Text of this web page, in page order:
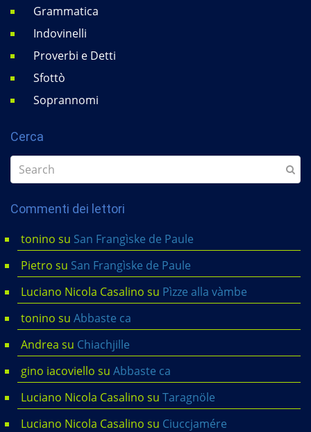
Grammatica
Indovinelli
Proverbi e Detti
Sfottò
Soprannomi
Cerca
Commenti dei lettori
tonino su San Frangìske de Paule
Pietro su San Frangìske de Paule
Luciano Nicola Casalino su Pìzze alla vàmbe
tonino su Abbaste ca
Andrea su Chiachjille
gino iacoviello su Abbaste ca
Luciano Nicola Casalino su Taragnöle
Luciano Nicola Casalino su Ciuccjamére